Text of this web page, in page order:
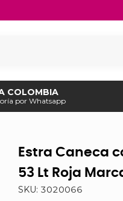
COLOMBIA
por Whatsapp
Estra Caneca
53 Lt Roja
SKU: 3020066